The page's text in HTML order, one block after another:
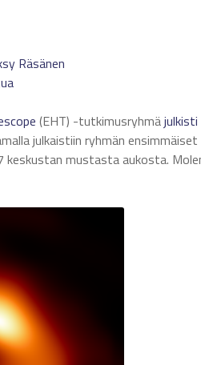
Räsänen
(EHT) -tutkimusryhmäjulkisti
julkaistiin ryhmän ensimmäiset
keskustan mustasta aukosta.